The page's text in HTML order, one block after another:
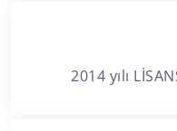
2014 yılı